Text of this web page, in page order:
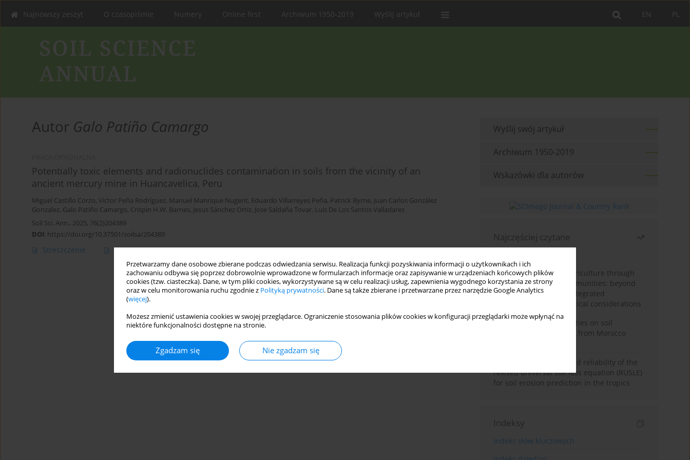
Przetwarzamy dane osobowe zbierane podczas odwiedzania serwisu. Realizacja funkcji pozyskiwania informacji o użytkownikach i ich
zachowaniu odbywa się poprzez dobrowolnie wprowadzone w formularzach informacje oraz zapisywanie w urządzeniach końcowych plików
cookies (tzw. ciasteczka). Dane, w tym pliki cookies, wykorzystywane są w celu realizacji usług, zapewnienia wygodnego korzystania ze strony
oraz w celu monitorowania ruchu zgodnie z Polityką prywatności. Dane są także zbierane i przetwarzane przez narzędzie Google Analytics
(więcej).
Możesz zmienić ustawienia cookies w swojej przeglądarce. Ograniczenie stosowania plików cookies w konfiguracji przeglądarki może wpłynąć na
niektóre funkcjonalności dostępne na stronie.
Zgadzam się Nie zgadzam się
PL
EN
Najnowszy zeszyt O czasopiśmie Numery Online first Archiwum 1950-2019 Wyślij artykuł
Autor Galo Patiño Camargo
Potentially toxic elements and radionuclides contamination in soils from the vicinity of an
ancient mercury mine in Huancavelica, Peru
Miguel Castillo Corzo, Victor Peña Rodríguez, Manuel Manrique Nugent, Eduardo Villarreyes Peña, Patrick Byrne, Juan Carlos González
Gonzalez, Galo Patiño Camargo, Crispin H.W. Barnes, Jesus Sánchez Ortiz, Jose Saldaña Tovar, Luis De Los Santos Valladares
Soil Sci. Ann., 2025, 76(2)204389
DOI: https://doi.org/10.37501/soilsa/204389
Streszczenie Artykuł(PDF)
Wyślij swój artykuł
Archiwum 1950-2019
Wskazówki dla autorów
Najczęściej czytane
Towards sustainable agriculture through
synthetic microbial communities: beyond
multifunctional roles, integrated
applications, and ecological considerations
Impacts of mining activities on soil
properties: case studies from Morocco
Revisiting the questioned reliability of the
revised universal soil loss equation (RUSLE)
for soil erosion prediction in the tropics
Indeksy
Indeks słów kluczowych